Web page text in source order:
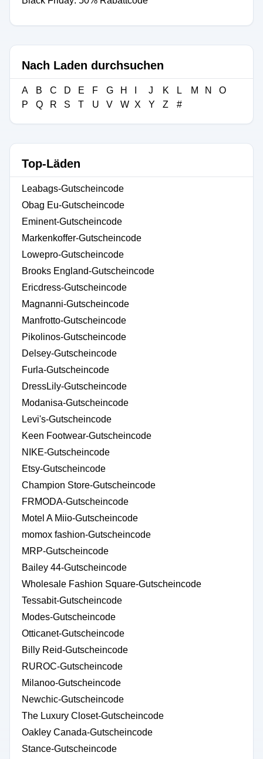
Nach Laden durchsuchen
A B C D E F G H J K L M N
O
P
Q R S T U V W X Y Z #
Top-Läden
Leabags-Gutscheincode
Obag Eu-Gutscheincode
Eminent-Gutscheincode
Markenkoffer-Gutscheincode
Lowepro-Gutscheincode
Brooks England-Gutscheincode
Ericdress-Gutscheincode
Magnanni-Gutscheincode
Manfrotto-Gutscheincode
Pikolinos-Gutscheincode
Delsey-Gutscheincode
Furla-Gutscheincode
DressLily-Gutscheincode
Modanisa-Gutscheincode
Levi's-Gutscheincode
Keen Footwear-Gutscheincode
NIKE-Gutscheincode
Etsy-Gutscheincode
Champion Store-Gutscheincode
FRMODA-Gutscheincode
Motel A Miio-Gutscheincode
momox fashion-Gutscheincode
MRP-Gutscheincode
Bailey 44-Gutscheincode
Wholesale Fashion Square-Gutscheincode
Tessabit-Gutscheincode
Modes-Gutscheincode
Otticanet-Gutscheincode
Billy Reid-Gutscheincode
RUROC-Gutscheincode
Milanoo-Gutscheincode
Newchic-Gutscheincode
The Luxury Closet-Gutscheincode
Oakley Canada-Gutscheincode
Stance-Gutscheincode